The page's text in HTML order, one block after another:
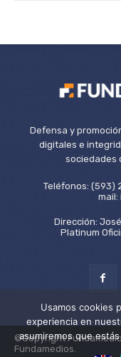
Defensa y
digitales e
sociedades
Teléfonos: (593)
mail:
Dirección:
Platinum
©Copyright
Fundamedios.
Usamos cookies
experiencia en
asumiremos que